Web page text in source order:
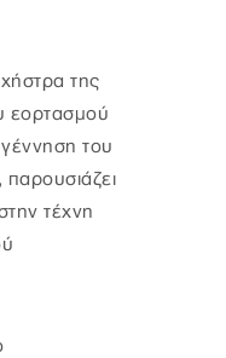
της
εορτασμού
του
τέχνη